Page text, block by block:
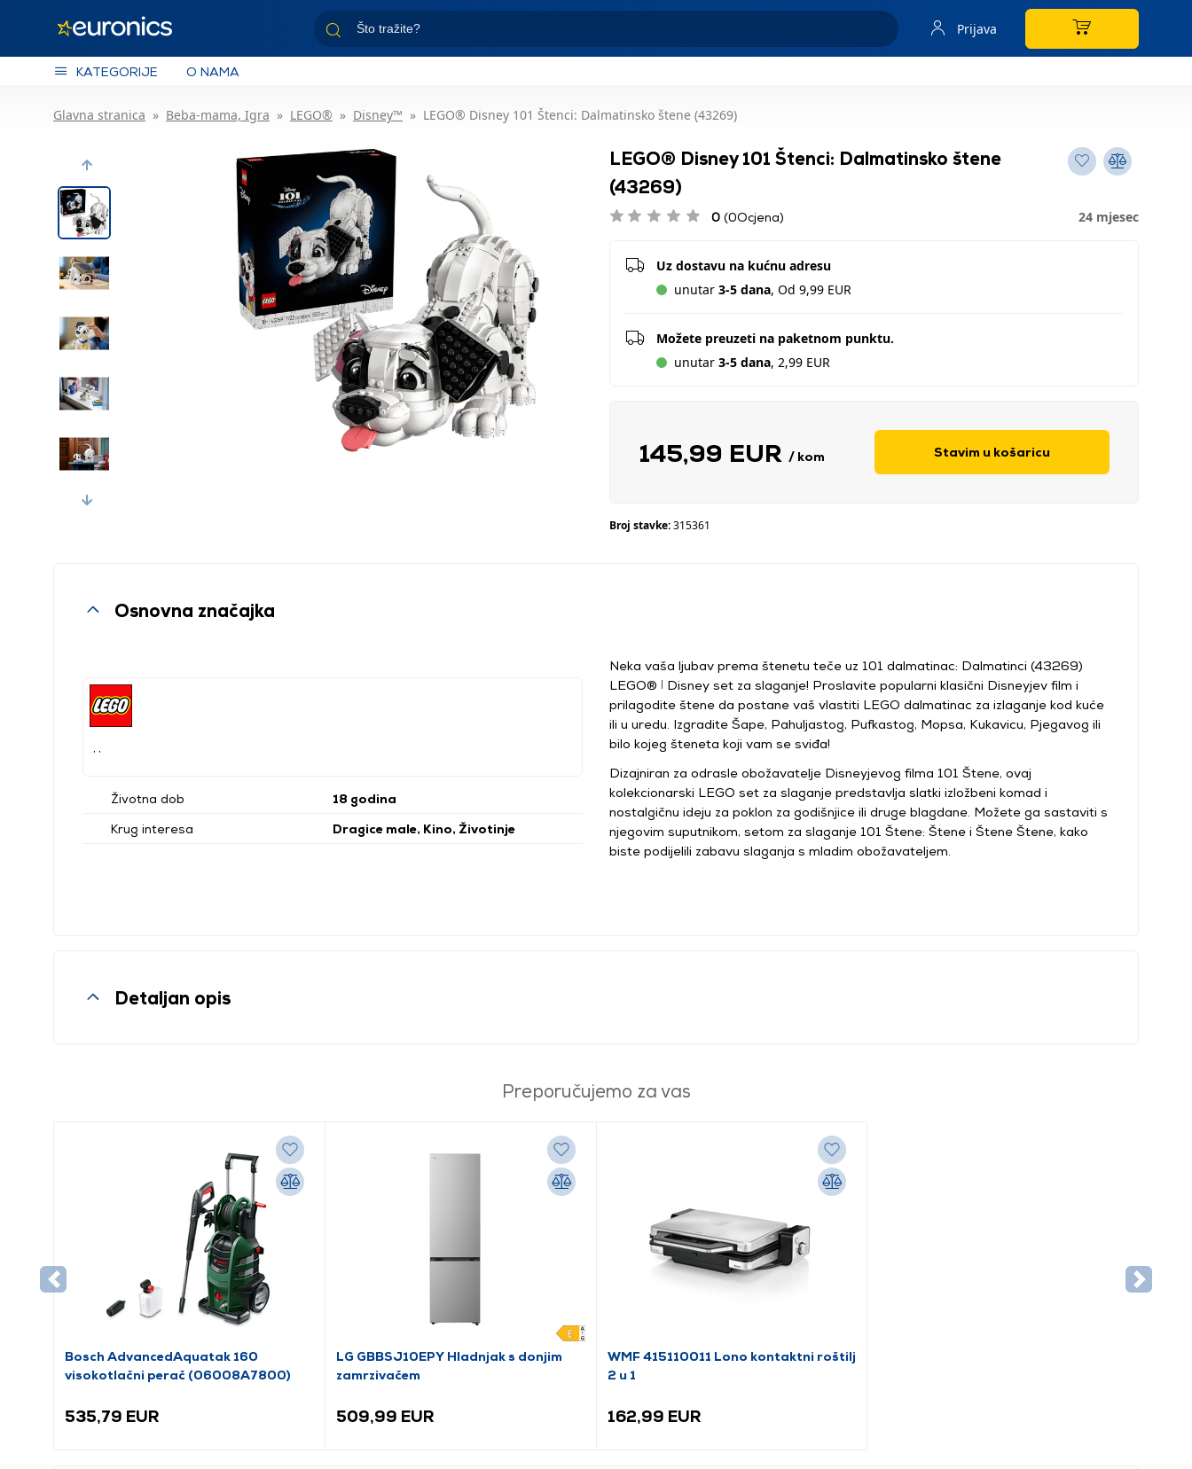
Prijava
KATEGORIJE O NAMA
Glavna stranica Beba-mama, Igra LEGO® Disney™ LEGO® Disney 101 Štenci: Dalmatinsko štene (43269)
Previous
Next
LEGO® Disney 101 Štenci: Dalmatinsko štene
(43269)
0 (0Ocjena) 24 mjesec
Uz dostavu na kućnu adresu
unutar 3-5 dana, Od 9,99 EUR
Možete preuzeti na paketnom punktu.
unutar 3-5 dana, 2,99 EUR
145,99 EUR / kom Stavim u košaricu
Broj stavke:315361
Osnovna značajka
Životna dob
18 godina
Krug interesa
Dragice male, Kino, Životinje
Neka vaša ljubav prema štenetu teče uz 101 dalmatinac: Dalmatinci (43269)
LEGO® ǀ Disney set za slaganje! Proslavite popularni klasični Disneyjev film i
prilagodite štene da postane vaš vlastiti LEGO dalmatinac za izlaganje kod kuće
ili u uredu. Izgradite Šape, Pahuljastog, Pufkastog, Mopsa, Kukavicu, Pjegavog ili
bilo kojeg šteneta koji vam se sviđa!
Dizajniran za odrasle obožavatelje Disneyjevog filma 101 Štene, ovaj
kolekcionarski LEGO set za slaganje predstavlja slatki izložbeni komad i
nostalgičnu ideju za poklon za godišnjice ili druge blagdane. Možete ga sastaviti s
njegovim suputnikom, setom za slaganje 101 Štene: Štene i Štene Štene, kako
biste podijelili zabavu slaganja s mladim obožavateljem.
Detaljan opis
Preporučujemo za vas
Bosch AdvancedAquatak 160
visokotlačni perač (06008A7800)
535,79 EUR
LG GBBSJ10EPY Hladnjak s donjim
zamrzivačem
509,99 EUR
WMF 415110011 Lono kontaktni roštilj
2 u 1
162,99 EUR